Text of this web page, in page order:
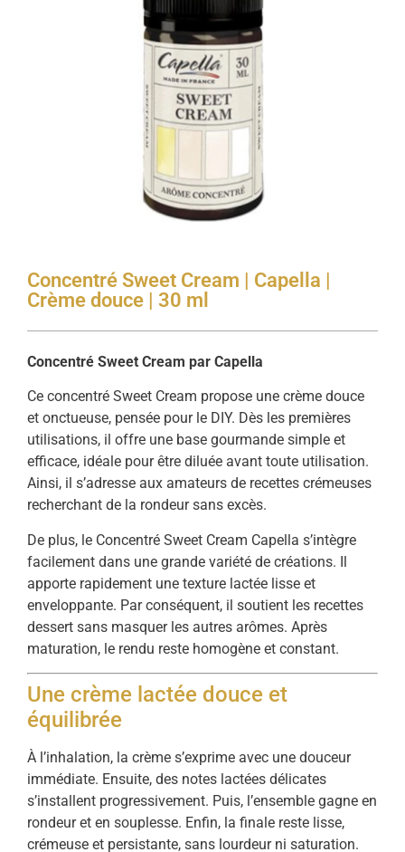
Concentré Sweet Cream | Capella |
Crème douce | 30 ml
Concentré Sweet Cream par Capella
Ce concentré Sweet Cream propose une crème douce
et onctueuse, pensée pour le DIY. Dès les premières
utilisations, il offre une base gourmande simple et
efficace, idéale pour être diluée avant toute utilisation.
Ainsi, il s’adresse aux amateurs de recettes crémeuses
recherchant de la rondeur sans excès.
De plus, le Concentré Sweet Cream Capella s’intègre
facilement dans une grande variété de créations. Il
apporte rapidement une texture lactée lisse et
enveloppante. Par conséquent, il soutient les recettes
dessert sans masquer les autres arômes. Après
maturation, le rendu reste homogène et constant.
Une crème lactée douce et
équilibrée
À l’inhalation, la crème s’exprime avec une douceur
immédiate. Ensuite, des notes lactées délicates
s’installent progressivement. Puis, l’ensemble gagne en
rondeur et en souplesse. Enfin, la finale reste lisse,
crémeuse et persistante, sans lourdeur ni saturation.